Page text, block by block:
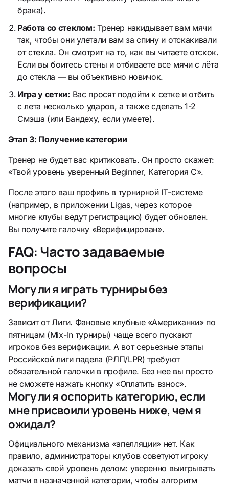
брака).
Работа со стеклом: Тренер накидывает вам мячи
так, чтобы они улетали вам за спину и отскакивали
от стекла. Он смотрит на то, как вы читаете отскок.
Если вы боитесь стены и отбиваете все мячи с лёта
до стекла — вы объективно новичок.
Игра у сетки: Вас просят подойти к сетке и отбить
с лета несколько ударов, а также сделать 1-2
Смэша (или Бандеху, если умеете).
Этап 3: Получение категории
Тренер не будет вас критиковать. Он просто скажет:
«Твой уровень уверенный Beginner, Категория C».
После этого ваш профиль в турнирной IT-системе
(например, в приложении Ligas, через которое
многие клубы ведут регистрацию) будет обновлен.
Вы получите галочку «Верифицирован».
FAQ: Часто задаваемые
вопросы
Могу ли я играть турниры без
верификации?
Зависит от Лиги. Фановые клубные «Американки» по
пятницам (Mix-In турниры) чаще всего пускают
игроков без верификации. А вот серьезные этапы
Российской лиги падела (РЛП/LPR) требуют
обязательной галочки в профиле. Без нее вы просто
не сможете нажать кнопку «Оплатить взнос».
Могу ли я оспорить категорию, если
мне присвоили уровень ниже, чем я
ожидал?
Официального механизма «апелляции» нет. Как
правило, администраторы клубов советуют игроку
доказать свой уровень делом: уверенно выигрывать
матчи в назначенной категории, чтобы алгоритм